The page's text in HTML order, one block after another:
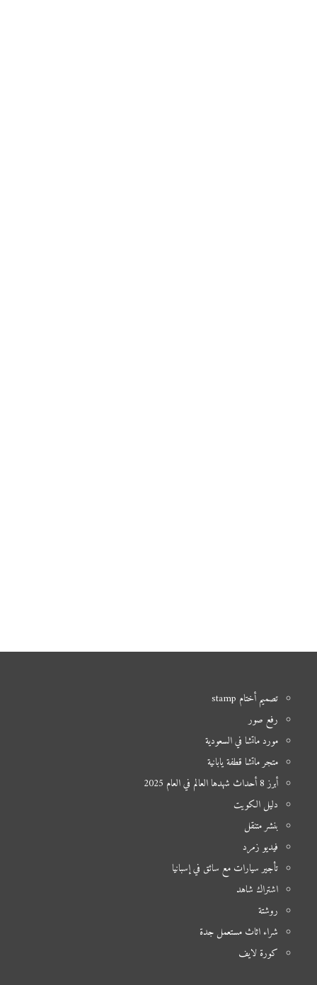
تصميم أختام stamp
رفع صور
مورد ماتشا في السعودية
متجر ماتشا قطفة يابانية
أبرز 8 أحداث شهدها العالم في العام 2025
دليل الكويت
بنشر متنقل
فيديو زمرد
تأجير سيارات مع سائق في إسبانيا
اشتراك شاهد
روشتة
شراء اثاث مستعمل جدة
كورة لايف